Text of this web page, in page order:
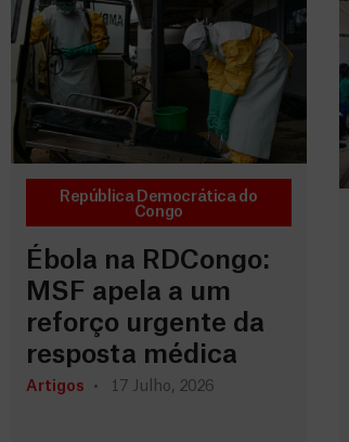
República Democrática do
Congo
Ébola na RDCongo:
MSF apela a um
reforço urgente da
resposta médica
Artigos 17 Julho, 2026